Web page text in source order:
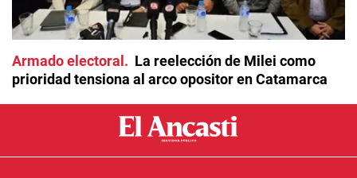
Armado electoral
La reelección de Milei como
prioridad tensiona al arco opositor en Catamarca